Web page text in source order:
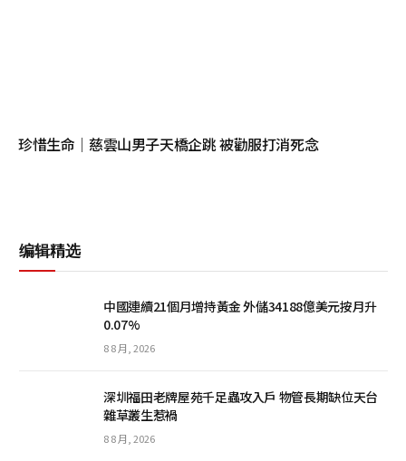
珍惜生命│慈雲山男子天橋企跳 被勸服打消死念
编辑精选
中國連續21個月增持黃金 外儲34188億美元按月升
0.07%
8 8 月, 2026
深圳福田老牌屋苑千足蟲攻入戶 物管長期缺位天台
雜草叢生惹禍
8 8 月, 2026